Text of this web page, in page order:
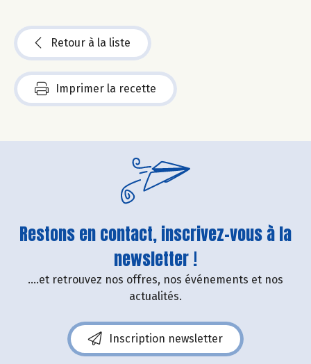
Retour à la liste
Imprimer la recette
Restons en contact, inscrivez-vous à la
newsletter !
....et retrouvez nos offres, nos événements et nos
actualités.
Inscription newsletter